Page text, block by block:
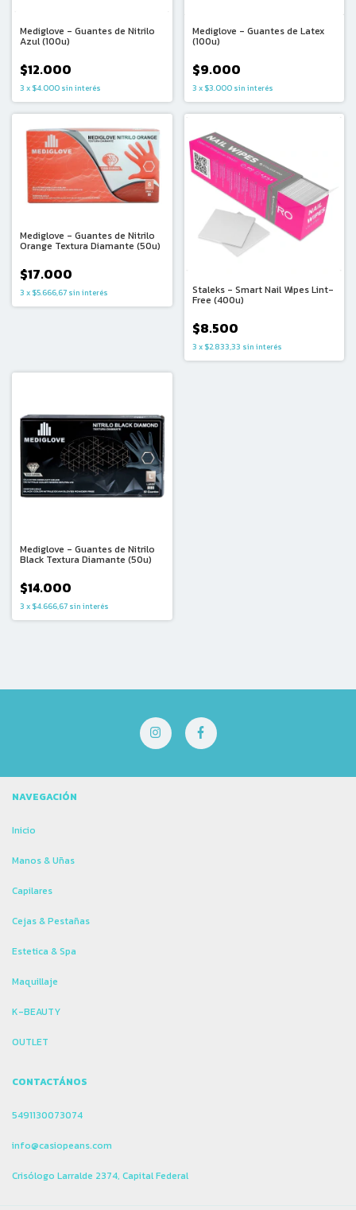
Mediglove - Guantes de Nitrilo
Azul (100u)
$12.000
3 x $4.000 sin interés
Mediglove - Guantes de Latex
(100u)
$9.000
3 x $3.000 sin interés
Mediglove - Guantes de Nitrilo
Orange Textura Diamante (50u)
$17.000
3 x $5.666,67 sin interés Staleks - Smart Nail Wipes Lint-
Free (400u)
$8.500
3 x $2.833,33 sin interés
Mediglove - Guantes de Nitrilo
Black Textura Diamante (50u)
$14.000
3 x $4.666,67 sin interés
NAVEGACIÓN
Inicio
Manos & Uñas
Capilares
Cejas & Pestañas
Estetica & Spa
Maquillaje
K-BEAUTY
OUTLET
CONTACTÁNOS
5491130073074
info@casiopeans.com
Crisólogo Larralde 2374, Capital Federal